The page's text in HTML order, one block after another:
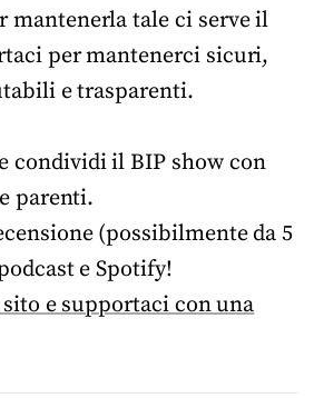
mantenerla tale ci serve il
per mantenerci sicuri,
e trasparenti.
condividi il BIP show con
parenti.
(possibilmente da 5
e Spotify!
e supportaci con una